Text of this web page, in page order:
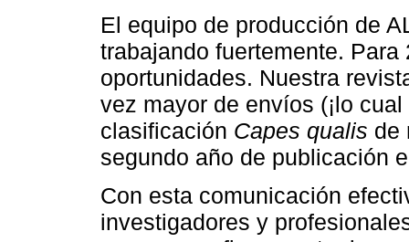
El equipo de producción de
trabajando fuertemente.
oportunidades. Nuestra
vez mayor de envíos (¡lo
clasificación Capes qualis de
segundo año de publicación
Con esta comunicación
investigadores y